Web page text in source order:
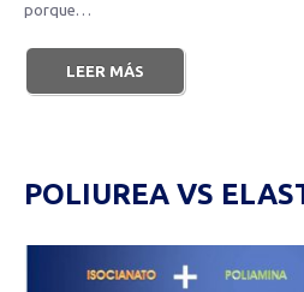
porque…
LEER MÁS
POLIUREA VS